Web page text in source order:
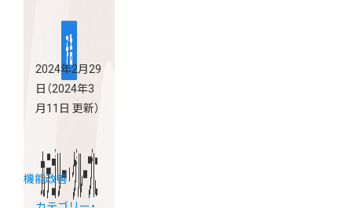
2024年2月29
日 （2024年3
月11日 更新）
機能改善